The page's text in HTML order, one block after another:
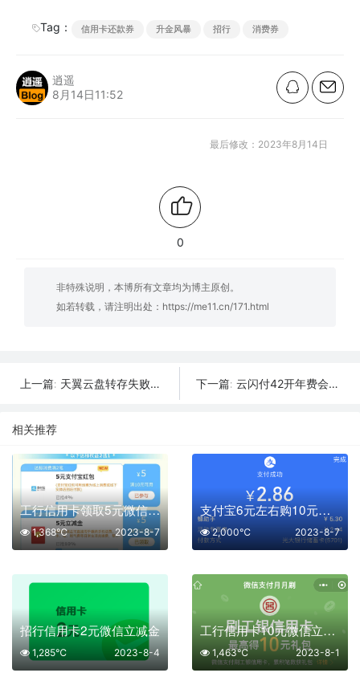
Tag： 信用卡还款券 升金风暴 招行 消费券
逍遥
8月14日11:52
最后修改：2023年8月14日
0
非特殊说明，本博所有文章均为博主原创。
如若转载，请注明出处： https://me11.cn/171.html
上一篇: 天翼云盘转存失败怎么办？收下这个方法 下一篇: 云闪付42开年费会员可领72元信用卡还款券
相关推荐
工行信用卡领取5元微信立减金或支付宝红包
2023-8-7
1,368℃
支付宝6元左右购10元京东E卡
2023-8-7
2,000℃
招行信用卡2元微信立减金
2023-8-4
1,285℃
工行信用卡10元微信立减金月月刷
2023-8-1
1,463℃